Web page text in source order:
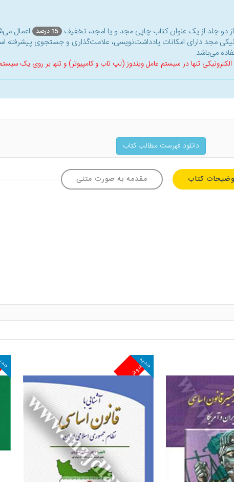
دو جلد از یک عنوان کتاب‌ چاپی مجد و یا امجد، تخفیف 15 درصد
اعمال
مجد دارای امکانات یادداشت‌نویسی، علامت‌گذاری و جستجوی پیشرفته
می‌باشد.
الکترونیکی تنها در سیستم عامل ویندوز (لپ تاب و کامپیوتر) و تنها بر روی یک
دانلود فهرست مطالب کتاب
کتاب مقدمه به صورت متنی
پرفروش
جدید